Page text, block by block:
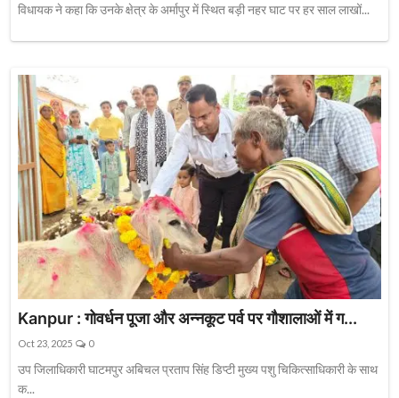
विधायक ने कहा कि उनके क्षेत्र के अर्मापुर में स्थित बड़ी नहर घाट पर हर साल लाखों...
Kanpur : गोवर्धन पूजा और अन्नकूट पर्व पर गौशालाओं में ग...
Oct 23, 2025 0
उप जिलाधिकारी घाटमपुर अबिचल प्रताप सिंह डिप्टी मुख्य पशु चिकित्साधिकारी के साथ
क...